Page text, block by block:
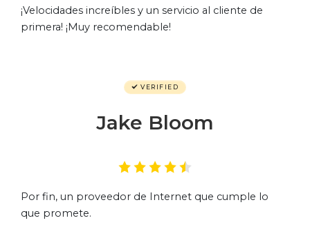
¡Velocidades increíbles y un servicio al cliente de
primera! ¡Muy recomendable!
VERIFIED
Jake Bloom
Por fin, un proveedor de Internet que cumple lo
que promete.